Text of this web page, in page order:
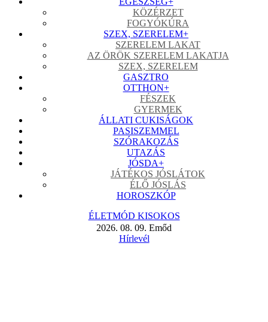
KÖZÉRZET
FOGYÓKÚRA
SZEX, SZERELEM+
SZERELEM LAKAT
AZ ÖRÖK SZERELEM LAKATJA
SZEX, SZERELEM
GASZTRO
OTTHON+
FÉSZEK
GYERMEK
ÁLLATI CUKISÁGOK
PASISZEMMEL
SZÓRAKOZÁS
UTAZÁS
JÓSDA+
JÁTÉKOS JÓSLÁTOK
ÉLŐ JÓSLÁS
HOROSZKÓP
ÉLETMÓD KISOKOS
2026. 08. 09. Emőd
Hírlevél